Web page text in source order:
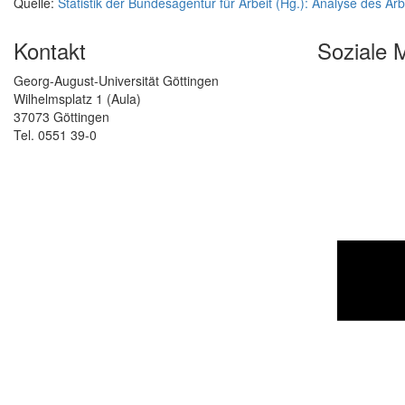
Kontakt
Georg-August-Universität Göttingen
Wilhelmsplatz 1 (Aula)
37073 Göttingen
Tel. 0551 39-0
Soziale